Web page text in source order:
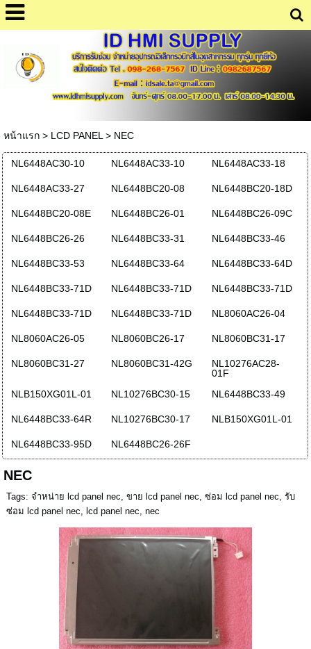
หน้าแรก> LCD PANEL > NEC
NL6448AC30-10 NL6448AC33-10 NL6448AC33-18
NL6448AC33-27 NL6448BC20-08 NL6448BC20-18D
NL6448BC20-08E NL6448BC26-01 NL6448BC26-09C
NL6448BC26-26 NL6448BC33-31 NL6448BC33-46
NL6448BC33-53 NL6448BC33-64 NL6448BC33-64D
NL6448BC33-71D NL6448BC33-71D NL6448BC33-71D
NL6448BC33-71D NL6448BC33-71D NL8060AC26-04
NL8060AC26-05 NL8060BC26-17 NL8060BC31-17
NL8060BC31-27 NL8060BC31-42G
NL10276AC28-
01F
NLB150XG01L-01
NL10276BC30-15 NL6448BC33-49
NL6448BC33-64R NL10276BC30-17 NLB150XG01L-01
NL6448BC33-95D NL6448BC26-26F
NEC
Tags: จำหน่าย lcd panel nec ขาย lcd panel nec ซ่อม lcd panel nec รับ
ซ่อม lcd panel nec lcd panel nec nec